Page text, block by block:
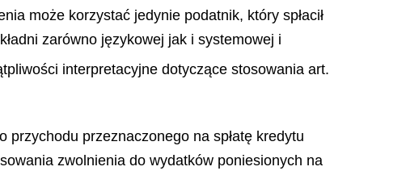
może korzystać jedynie podatnik, który spłacił
zarówno językowej jak i systemowej i
interpretacyjne dotyczące stosowania art.
przeznaczonego na spłatę kredytu
zwolnienia do wydatków poniesionych na